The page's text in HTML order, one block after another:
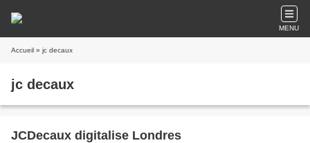
MENU
Accueil » jc decaux
jc decaux
JCDecaux digitalise Londres